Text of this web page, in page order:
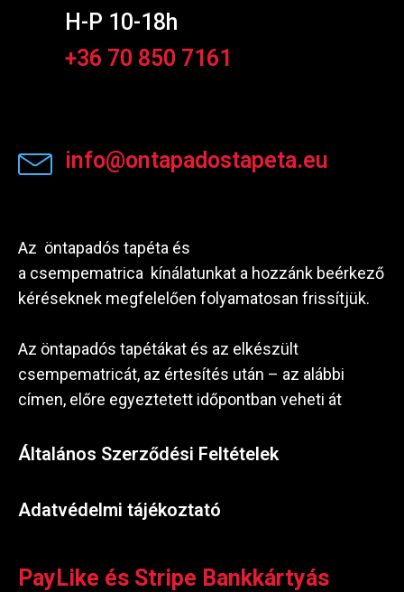
H-P 10-18h
+36 70 850 7161
info@ontapadostapeta.eu
Az öntapadós tapéta és
a csempematrica kínálatunkat a hozzánk beérkező
kéréseknek megfelelően folyamatosan frissítjük.
Az öntapadós tapétákat és az elkészült
csempematricát, az értesítés után – az alábbi
címen, előre egyeztetett időpontban veheti át
Általános Szerződési Feltételek
Adatvédelmi tájékoztató
PayLike és Stripe Bankkártyás